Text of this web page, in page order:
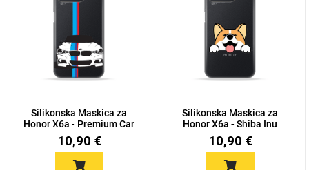
Silikonska Maskica za
Honor X6a - Premium Car
10,90 €
Silikonska Maskica za
Honor X6a - Shiba Inu
10,90 €
Monogrami